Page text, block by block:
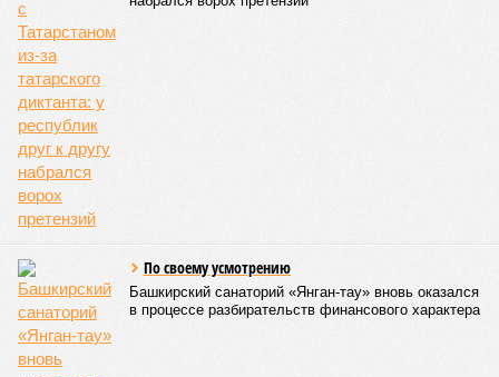
По своему усмотрению
Башкирский санаторий «Янган-тау» вновь оказался
в процессе разбирательств финансового характера